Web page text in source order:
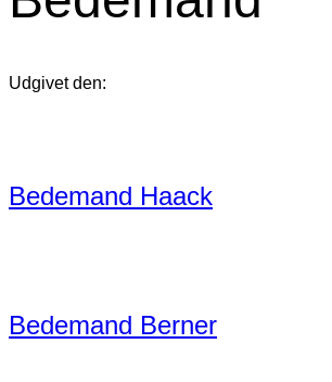
Udgivet den:
Bedemand Haack
Bedemand Berner